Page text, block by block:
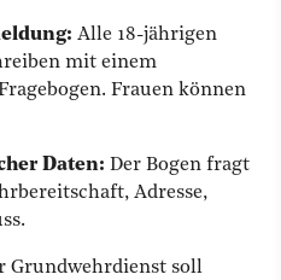
Alle 18-jährigen
mit einem
Frauen können
Daten: Der Bogen fragt
Adresse,
Grundwehrdienst soll